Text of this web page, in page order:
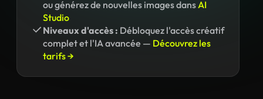
ou générez de nouvelles images dansAI
Studio
Niveaux d'accès : Débloquez l'accès créatif
complet et l'IA avancée — Découvrez les
tarifs →